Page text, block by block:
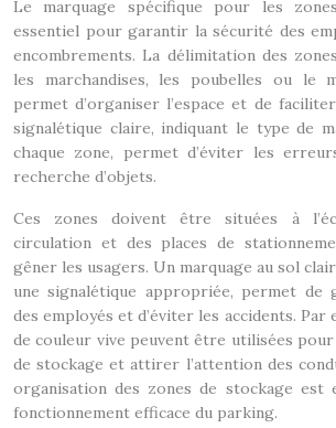
Le marquage spécifique pour les
essentiel pour garantir la sécurité des
encombrements. La délimitation des
les marchandises, les poubelles ou le
permet d’organiser l’espace et de
signalétique claire, indiquant le type de
chaque zone, permet d’éviter les
recherche d’objets.
Ces zones doivent être situées à
circulation et des places de
gêner les usagers. Un marquage au sol
une signalétique appropriée, permet de
des employés et d’éviter les accidents. Par
de couleur vive peuvent être utilisées
de stockage et attirer l’attention des
organisation des zones de stockage est
fonctionnement efficace du parking.